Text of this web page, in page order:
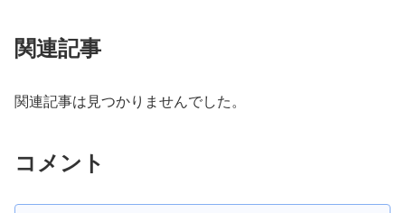
関連記事
関連記事は見つかりませんでした。
コメント